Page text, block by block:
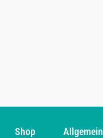
Shop Allgemein